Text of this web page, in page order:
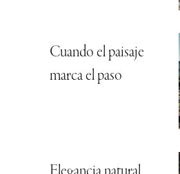
Cuando el paisaje
marca el paso